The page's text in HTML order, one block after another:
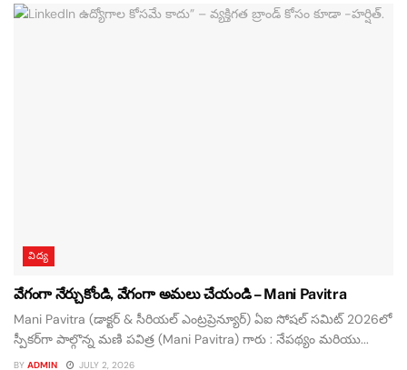
విద్య
వేగంగా నేర్చుకోండి, వేగంగా అమలు చేయండి – Mani Pavitra
Mani Pavitra (డాక్టర్ & సీరియల్ ఎంట్రప్రెన్యూర్) ఏఐ సోషల్ సమిట్ 2026లో
స్పీకర్‌గా పాల్గొన్న మణి పవిత్ర (Mani Pavitra) గారు : నేపథ్యం మరియు...
BY ADMIN JULY 2, 2026